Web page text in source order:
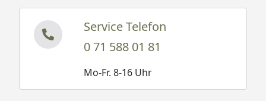
Service Telefon
0 71 588 01 81
Mo-Fr. 8-16 Uhr